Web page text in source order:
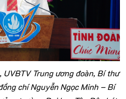
Trung ương đoàn, Bí thư
chí Nguyễn Ngọc Minh – Bí